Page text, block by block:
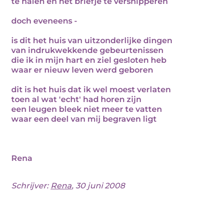
doch eveneens -
is dit het huis van uitzonderlijke dingen
van indrukwekkende gebeurtenissen
die ik in mijn hart en ziel gesloten heb
waar er nieuw leven werd geboren
dit is het huis dat ik wel moest verlaten
toen al wat 'echt' had horen zijn
een leugen bleek niet meer te vatten
waar een deel van mij begraven ligt
Rena
Schrijver: Rena, 30 juni 2008